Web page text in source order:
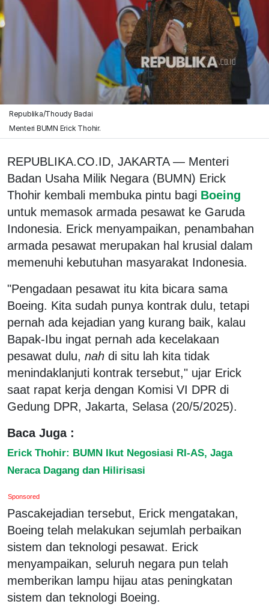
Republika/Thoudy Badai
Menteri BUMN Erick Thohir.
REPUBLIKA.CO.ID, JAKARTA — Menteri
Badan Usaha Milik Negara (BUMN) Erick
Thohir kembali membuka pintu bagi Boeing
untuk memasok armada pesawat ke Garuda
Indonesia. Erick menyampaikan, penambahan
armada pesawat merupakan hal krusial dalam
memenuhi kebutuhan masyarakat Indonesia.
"Pengadaan pesawat itu kita bicara sama
Boeing. Kita sudah punya kontrak dulu, tetapi
pernah ada kejadian yang kurang baik, kalau
Bapak-Ibu ingat pernah ada kecelakaan
pesawat dulu, nah di situ lah kita tidak
menindaklanjuti kontrak tersebut," ujar Erick
saat rapat kerja dengan Komisi VI DPR di
Gedung DPR, Jakarta, Selasa (20/5/2025).
Baca Juga :
Erick Thohir: BUMN Ikut Negosiasi RI-AS, Jaga
Neraca Dagang dan Hilirisasi
Sponsored
Pascakejadian tersebut, Erick mengatakan,
Boeing telah melakukan sejumlah perbaikan
sistem dan teknologi pesawat. Erick
menyampaikan, seluruh negara pun telah
memberikan lampu hijau atas peningkatan
sistem dan teknologi Boeing.